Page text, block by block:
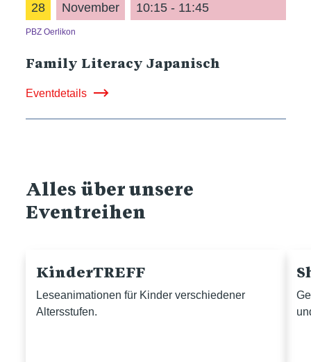
28 November 10:15 - 11:45
PBZ Oerlikon
Family Literacy Japanisch
Eventdetails
Alles über unsere
Eventreihen
KinderTREFF
Leseanimationen für Kinder verschiedener
Altersstufen.